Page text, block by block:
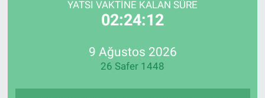
YATSI VAKTINE KALAN SÜRE
02:24:12
9 Ağustos 2026
26 Safer 1448
Bilim, teknoloji